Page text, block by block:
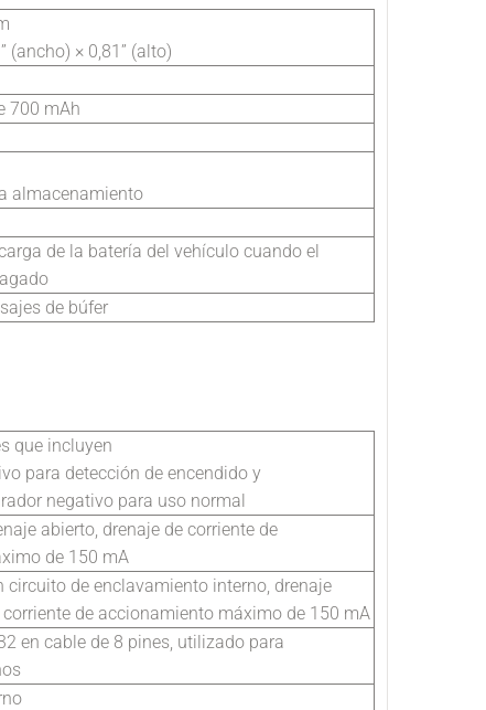
(ancho) × 0,81” (alto)
700 mAh
de la batería del vehículo cuando el
de búfer
que incluyen
para detección de encendido y
negativo para uso normal
abierto, drenaje de corriente de
de 150 mA
circuito de enclavamiento interno, drenaje
corriente de accionamiento máximo de 150 mA
en cable de 8 pines, utilizado para